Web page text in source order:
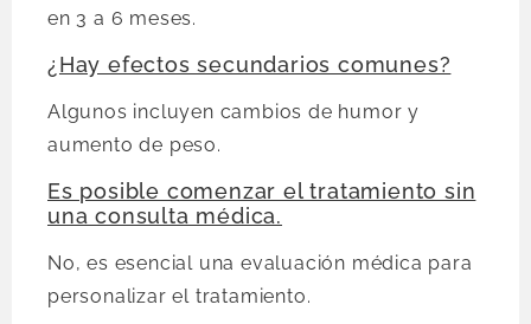
en 3 a 6 meses.
¿Hay efectos secundarios comunes?
Algunos incluyen cambios de humor y
aumento de peso.
Es posible comenzar el tratamiento sin
una consulta médica.
No, es esencial una evaluación médica para
personalizar el tratamiento.